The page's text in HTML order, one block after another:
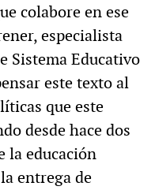
colabore en ese
especialista
Sistema Educativo
este texto al
que este
desde hace dos
la educación
entrega de